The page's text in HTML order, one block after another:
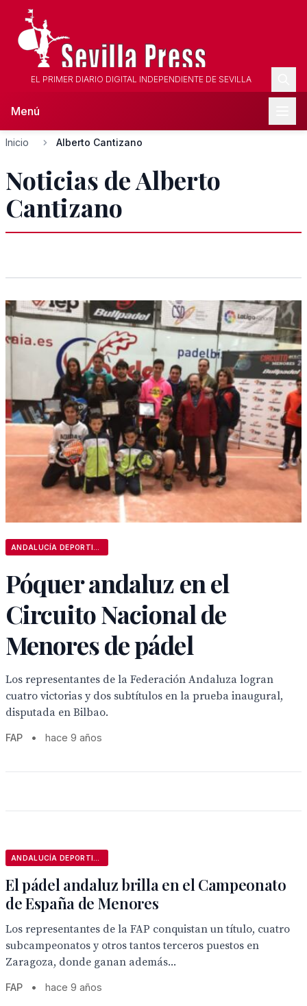
EL PRIMER DIARIO DIGITAL INDEPENDIENTE DE SEVILLA
Menú
Inicio Alberto Cantizano
Noticias de Alberto
Cantizano
Póquer andaluz en el
Circuito Nacional de
Menores de pádel
Los representantes de la Federación Andaluza logran
cuatro victorias y dos subtítulos en la prueba inaugural,
disputada en Bilbao.
FAP • hace 9 años
El pádel andaluz brilla en el Campeonato
de España de Menores
Los representantes de la FAP conquistan un título, cuatro
subcampeonatos y otros tantos terceros puestos en
Zaragoza, donde ganan además...
FAP • hace 9 años